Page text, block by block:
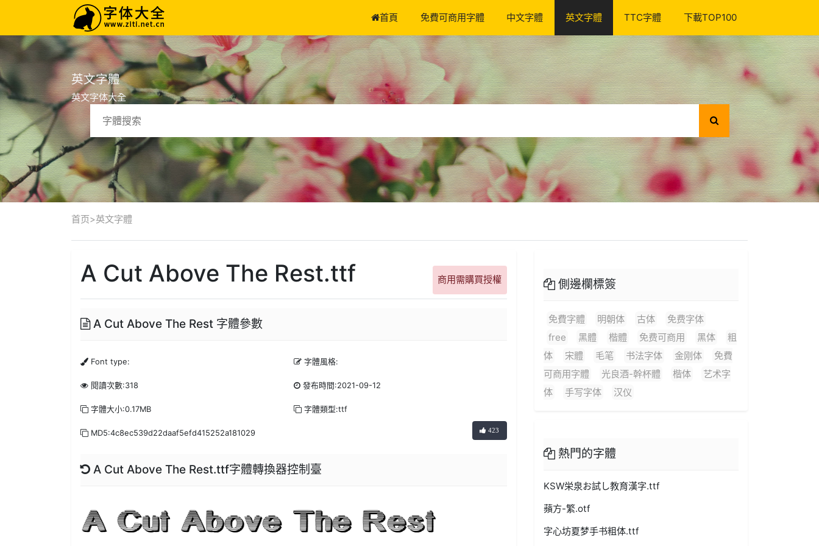
首頁 免費可商用字體 中文字體 英文字體 TTC字體 下載TOP100
英文字體
英文字体大全
首页>英文字體
A Cut Above The Rest.ttf 商用需購買授權
A Cut Above The Rest 字體參數
Font type: 字體風格:
閱讀次數:318 發布時間:2021-09-12
字體大小:0.17MB 字體類型:ttf
MD5:4c8ec539d22daaf5efd415252a181029 423
A Cut Above The Rest.ttf字體轉換器控制臺
側邊欄標簽
免費字體 明朝体 古体
免费字体
free
黑體 楷體 免费可商用 黑体
粗
体
宋體 毛笔 书法字体 金刚体
免費
可商用字體
光良酒-幹杯體 楷体
艺术字
体
手写字体 汉仪
熱門的字體
KSW栄泉お試し教育漢字.ttf
蘋方-繁.otf
字心坊夏梦手书粗体.ttf